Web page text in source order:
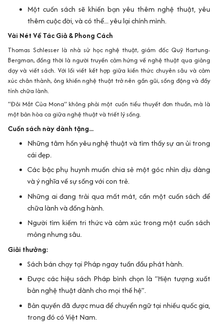
Một cuốn sách sẽ khiến bạn yêu thêm nghệ thuật, yêu
thêm cuộc đời, và có thể... yêu lại chính mình.
Vài Nét Về Tác Giả & Phong Cách
Thomas Schlesserlà nhà sử học nghệ thuật, giám đốc Quỹ Hartung-
Bergman, đồng thời là người truyền cảm hứng về nghệ thuật qua giảng
dạy và viết sách. Với lối viết kết hợp giữa kiến thức chuyên sâu và cảm
xúc chân thành, ông khiến nghệ thuật trở nên gần gũi, sống động và đầy
tính chữa lành.
“Đôi Mắt Của Mona” không phải một cuốn tiểu thuyết đơn thuần, mà là
mộtbản hòa ca giữa nghệ thuật và triết lý sống.
Cuốn sách này dành tặng...
Những tâm hồn yêu nghệ thuật và tìm thấy sự an ủi trong
cái đẹp.
Các bậc phụ huynh muốn chia sẻ một góc nhìn dịu dàng
và ý nghĩa về sự sống với con trẻ.
Những ai đang trải qua mất mát, cần một cuốn sách để
chữa lành và đồng hành.
Người tìm kiếm tri thức và cảm xúc trong một cuốn sách
mỏng nhưng sâu.
Giải thưởng:
Sách bán chạy tại Pháp ngay tuần đầu phát hành.
Được các hiệu sách Pháp bình chọn là “Hiện tượng xuất
bản nghệ thuật dành cho mọi thế hệ”.
Bản quyền đã được mua để chuyển ngữ tại nhiều quốc gia,
trong đó có Việt Nam.